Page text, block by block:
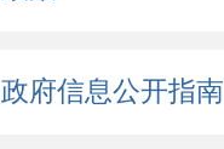
政府信息公开指南